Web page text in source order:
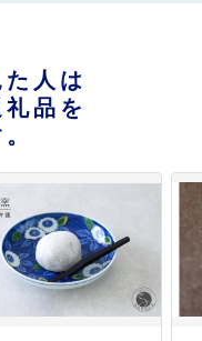
人は
品を